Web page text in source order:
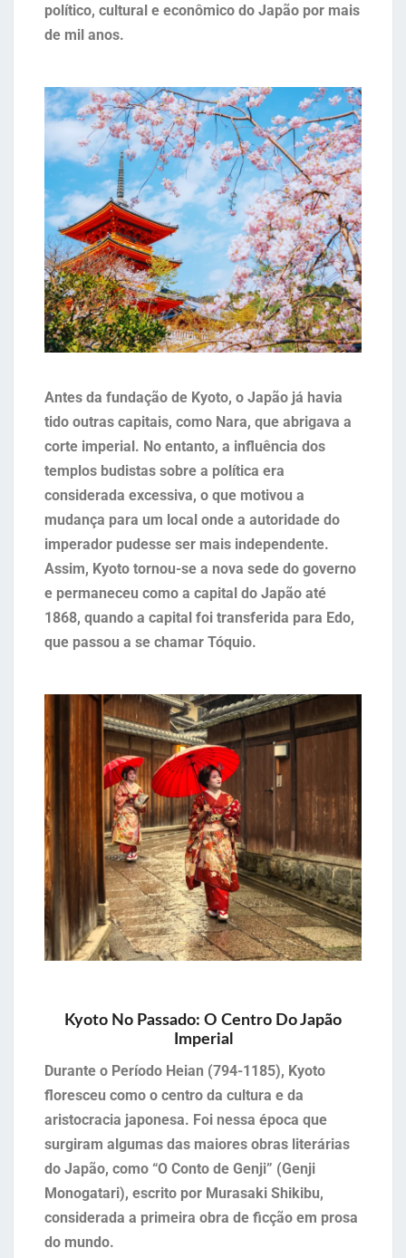
político, cultural e econômico do Japão por mais
de mil anos.
Antes da fundação de Kyoto, o Japão já havia
tido outras capitais, como Nara, que abrigava a
corte imperial. No entanto, a influência dos
templos budistas sobre a política era
considerada excessiva, o que motivou a
mudança para um local onde a autoridade do
imperador pudesse ser mais independente.
Assim, Kyoto tornou-se a nova sede do governo
e permaneceu como a capital do Japão até
1868, quando a capital foi transferida para Edo,
que passou a se chamar Tóquio.
Kyoto No Passado: O Centro Do Japão
Imperial
Durante o Período Heian (794-1185), Kyoto
floresceu como o centro da cultura e da
aristocracia japonesa. Foi nessa época que
surgiram algumas das maiores obras literárias
do Japão, como “O Conto de Genji” (Genji
Monogatari), escrito por Murasaki Shikibu,
considerada a primeira obra de ficção em prosa
do mundo.